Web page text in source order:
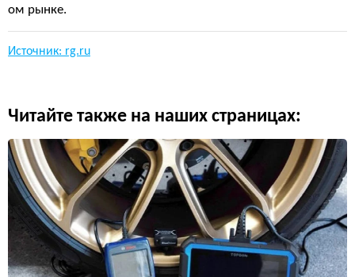
ом рынке.
Источник: rg.ru
Читайте также на наших страницах: